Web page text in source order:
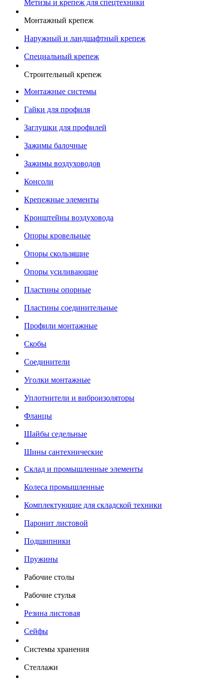
Метизы и крепеж для спецтехники
Монтажный крепеж
Наружный и ландшафтный крепеж
Специальный крепеж
Строительный крепеж
Монтажные системы
Гайки для профиля
Заглушки для профилей
Зажимы балочные
Зажимы воздуховодов
Консоли
Крепежные элементы
Кронштейны воздуховода
Опоры кровельные
Опоры скользящие
Опоры усиливающие
Пластины опорные
Пластины соединительные
Профили монтажные
Скобы
Соединители
Уголки монтажные
Уплотнители и виброизоляторы
Фланцы
Шайбы седельные
Шины сантехнические
Склад и промышленные элементы
Колеса промышленные
Комплектующие для складской техники
Паронит листовой
Подшипники
Пружины
Рабочие столы
Рабочие стулья
Резина листовая
Сейфы
Системы хранения
Стеллажи